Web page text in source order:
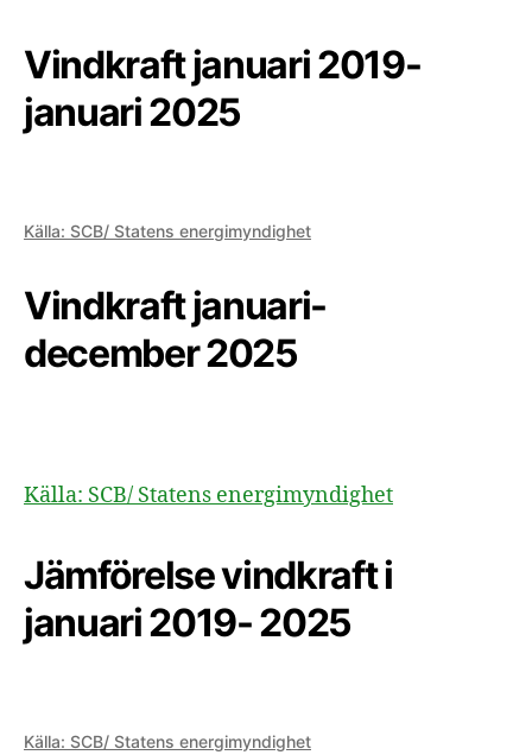
Vindkraft januari 2019-
januari 2025
Källa: SCB/ Statens energimyndighet
Vindkraft januari-
december 2025
Källa: SCB/ Statens energimyndighet
Jämförelse vindkraft i
januari 2019- 2025
Källa: SCB/ Statens energimyndighet